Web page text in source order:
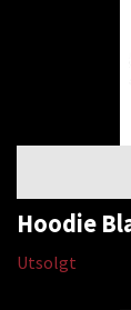
Hoodie
Utsolgt